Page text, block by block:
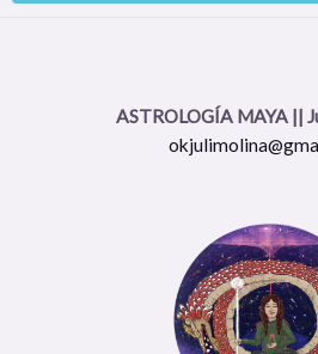
ASTROLOGÍA MAYA ||